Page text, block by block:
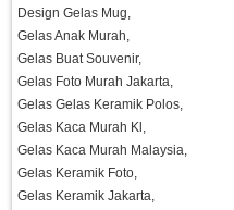
Design Gelas Mug,
Gelas Anak Murah,
Gelas Buat Souvenir,
Gelas Foto Murah Jakarta,
Gelas Gelas Keramik Polos,
Gelas Kaca Murah Kl,
Gelas Kaca Murah Malaysia,
Gelas Keramik Foto,
Gelas Keramik Jakarta,